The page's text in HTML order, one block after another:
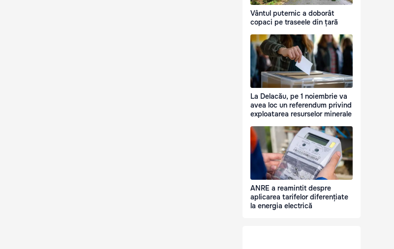
Vântul puternic a doborât
copaci pe traseele din țară
La Delacău, pe 1 noiembrie va
avea loc un referendum privind
exploatarea resurselor minerale
ANRE a reamintit despre
aplicarea tarifelor diferențiate
la energia electrică